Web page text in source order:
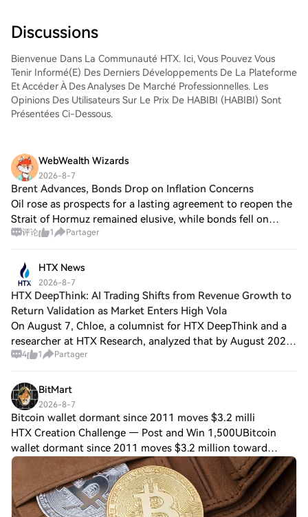
Discussions
Bienvenue Dans La Communauté HTX. Ici, Vous Pouvez Vous
Tenir Informé(e) Des Derniers Développements De La Plateforme
Et Accéder À Des Analyses De Marché Professionnelles. Les
Opinions Des Utilisateurs Sur Le Prix De HABIBI (HABIBI) Sont
Présentées Ci-Dessous.
WebWealth Wizards
2026-8-7
Brent Advances, Bonds Drop on Inflation Concerns
Oil rose as prospects for a lasting agreement to reopen the
Strait of Hormuz remained elusive, while bonds fell on
inflation concerns as traders awaited the US jobs report for
评论 1 Partager
HTX News
2026-8-7
HTX DeepThink: AI Trading Shifts from Revenue Growth to
Return Validation as Market Enters High Vola
On August 7, Chloe, a columnist for HTX DeepThink and a
researcher at HTX Research, analyzed that by August 2026,
the core contradiction in the market has shifted from 'Will
4 1 Partager
BitMart
2026-8-7
Bitcoin wallet dormant since 2011 moves $3.2 milli
HTX Creation Challenge — Post and Win 1,500UBitcoin
wallet dormant since 2011 moves $3.2 million toward
FalconX-linked address A bitcoin wallet that had been
dormant since 2011 moved nearly 50 $BTC wo